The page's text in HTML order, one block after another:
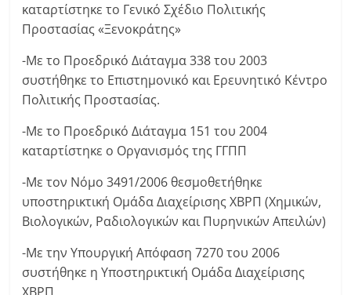
καταρτίστηκε το Γενικό Σχέδιο Πολιτικής
Προστασίας «Ξενοκράτης»
-Με το Προεδρικό Διάταγμα 338 του 2003
συστήθηκε το Επιστημονικό και Ερευνητικό Κέντρο
Πολιτικής Προστασίας.
-Με το Προεδρικό Διάταγμα 151 του 2004
καταρτίστηκε ο Οργανισμός της ΓΓΠΠ
-Με τον Νόμο 3491/2006 θεσμοθετήθηκε
υποστηρικτική Ομάδα Διαχείρισης ΧΒΡΠ (Χημικών,
Βιολογικών, Ραδιολογικών και Πυρηνικών Απειλών)
-Με την Υπουργική Απόφαση 7270 του 2006
συστήθηκε η Υποστηρικτική Ομάδα Διαχείρισης